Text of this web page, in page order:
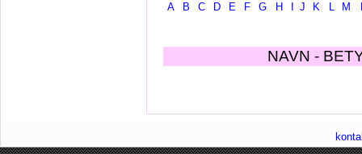
A B C D E F G H J K L M
NAVN -